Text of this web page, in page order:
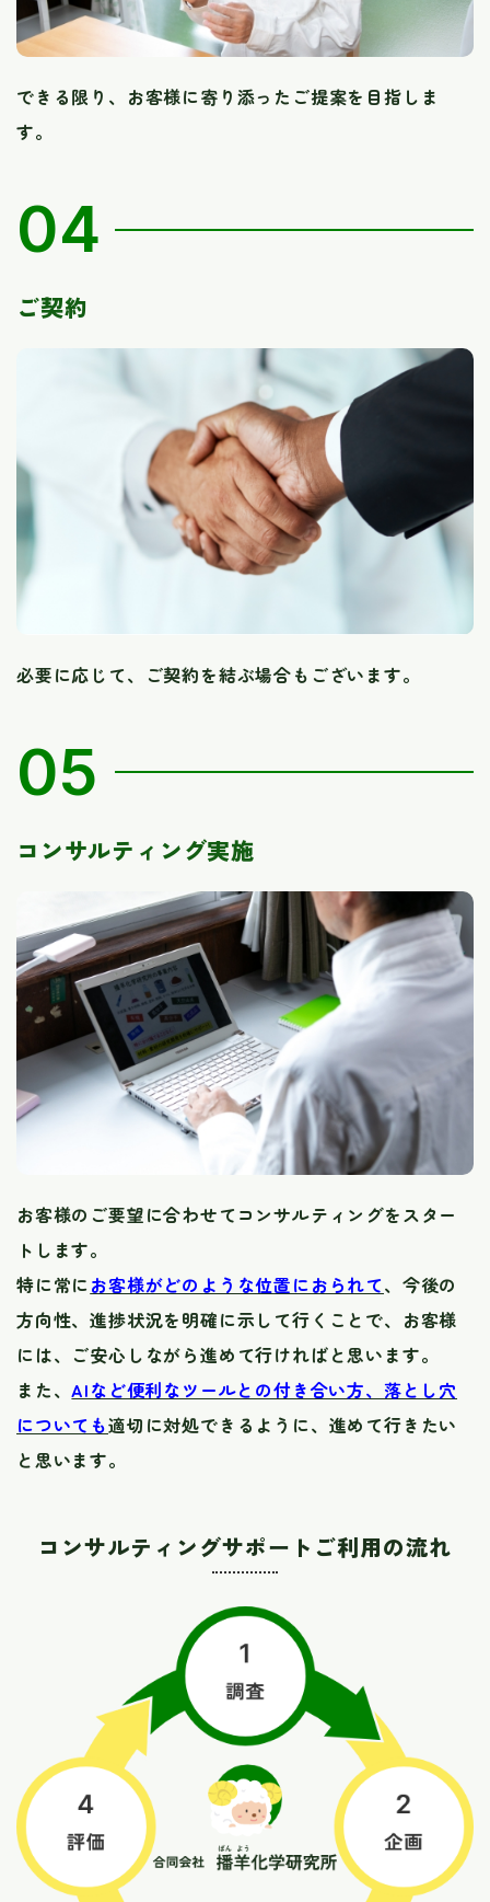
できる限り、お客様に寄り添ったご提案を目指しま
す。
04
ご契約
必要に応じて、ご契約を結ぶ場合もございます。
05
コンサルティング実施
お客様のご要望に合わせてコンサルティングをスター
トします。
​​​​​​​特に常にお客様がどのような位置におられて、今後の
方向性、進捗状況を明確に示して行くことで、お客様
には、ご安心しながら進めて行ければと思います。
また、AIなど便利なツールとの付き合い方、落とし穴
についても適切に対処できるように、進めて行きたい
と思います。
コンサルティングサポートご利用の流れ